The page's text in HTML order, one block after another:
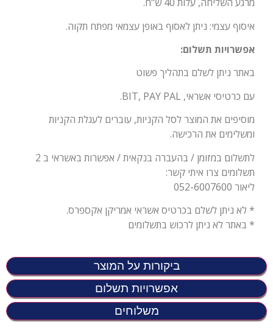
ביקורות על המוצר
אפשרויות תשלום
משלוחים
איסוף עצמי: ניתן לאסוף באופן עצמאי מפתח תקוה.
אפשרויות תשלום:
באתר ניתן לשלם בתהליך פשוט
עם כרטיסי אשראי, BIT, PAY PAL.
מוסיפים את המוצר לסל הקניות, עוברים לעגלת הקניות
ומשלימים את הרכישה.
לתשלום במזומן / בהעברה בנקאית / אפשרות באשראי ב 2
תשלומים צרו איתי קשר:
ליאור 052-6007600
* לא ניתן לשלם בכרטיס אשראי אמריקן אקספרס.
* באתר לא ניתן לרכוש בתשלומים